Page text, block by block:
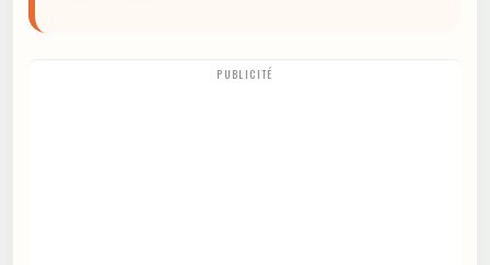
PUBLICITÉ